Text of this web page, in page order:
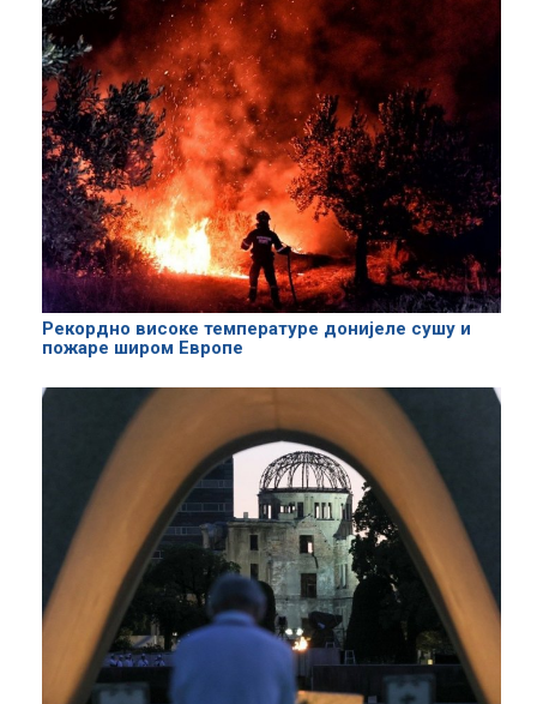
Рекордно високе температуре донијеле сушу и
пожаре широм Европе